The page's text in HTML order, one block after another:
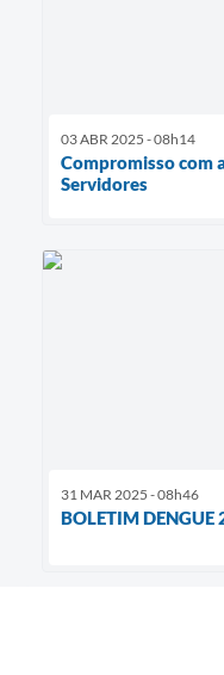
03 ABR 2025 - 08h14
Compromisso com
Servidores
31 MAR 2025 - 08h46
BOLETIM DENGUE